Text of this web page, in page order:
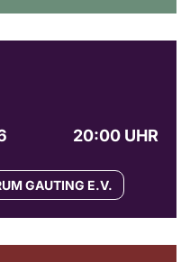
20:00 UHR
GAUTING E.V.